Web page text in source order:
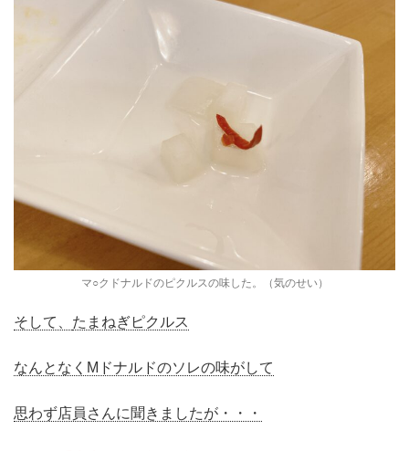
マ○クドナルドのピクルスの味した。（気のせい）
そして、 たまねぎピクルス
なんとなくMドナルドのソレの味がして
思わず店員さんに聞きましたが・・・